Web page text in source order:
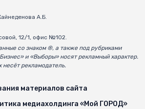
А.Б.
12/1, офис №102.
со знаком ®, а также под рубриками
и «Выборы» носят рекламный характер.
несёт рекламодатель.
материалов сайта
медиахолдинга «Мой ГОРОД»